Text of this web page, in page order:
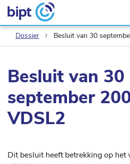
Dossier Besluit van 30
Besluit van 30
september
VDSL2
Dit besluit heeft betrekking op